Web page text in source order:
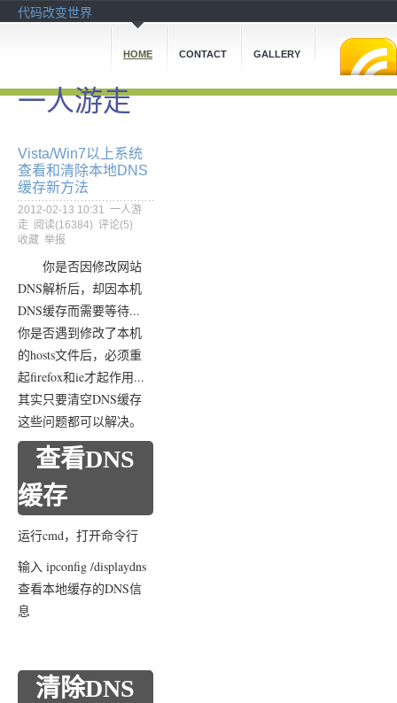
代码改变世界
HOME CONTACT GALLERY
一人游走
Vista/Win7以上系统
查看和清除本地DNS
缓存新方法
2012-02-13 10:31 一人游
走 阅读(16384) 评论(5)
收藏 举报
你是否因修改网站
DNS解析后，却因本机
DNS缓存而需要等待...
你是否遇到修改了本机
的hosts文件后，必须重
起firefox和ie才起作用...
其实只要清空DNS缓存
这些问题都可以解决。
查看DNS
缓存
运行cmd，打开命令行
输入 ipconfig /displaydns
查看本地缓存的DNS信
息
清除DNS